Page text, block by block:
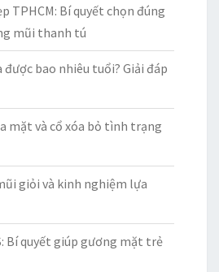
TPHCM: Bí quyết chọn đúng
mũi thanh tú
bao nhiêu tuổi? Giải đáp
mặt và cổ xóa bỏ tình trạng
giỏi và kinh nghiệm lựa
Bí quyết giúp gương mặt trẻ